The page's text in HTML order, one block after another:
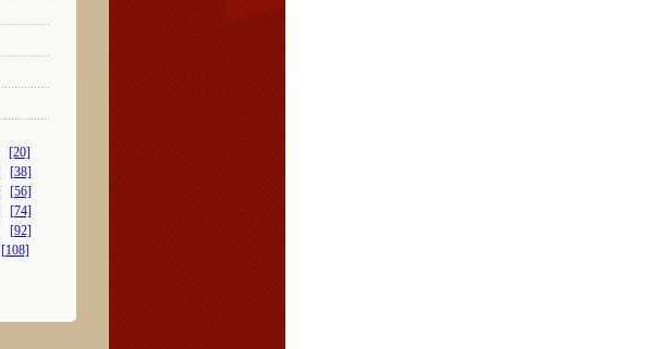
[20]
[38]
[56]
[74]
[92]
[108]